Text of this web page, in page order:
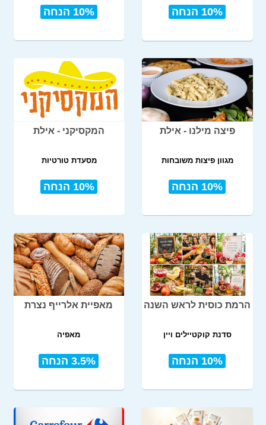
10% הנחה 10% הנחה
פיצה מילנו - אילת
מגוון פיצות משובחות
10% הנחה
המקסיקני - אילת
מסעדת טורטיות
10% הנחה
הרמת כוסית לראש השנה
סדנת קוקטיילים ויין
10% הנחה
מאפיית אלרייף נצרת
מאפיה
3.5% הנחה